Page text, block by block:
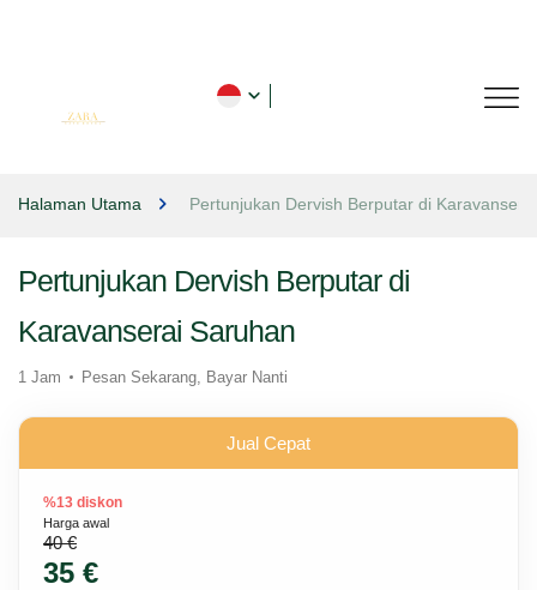
Halaman Utama Pertunjukan Dervish Berputar di
Pertunjukan Dervish Berputar di
Karavanserai Saruhan
1 Jam Pesan Sekarang, Bayar Nanti
Jual Cepat
%13 diskon
Harga awal
40 €
35 €